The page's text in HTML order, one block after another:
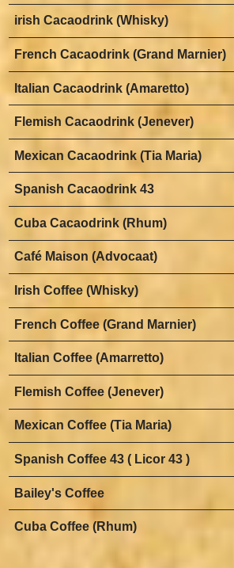
irish Cacaodrink (Whisky)
French Cacaodrink (Grand Marnier)
Italian Cacaodrink (Amaretto)
Flemish Cacaodrink (Jenever)
Mexican Cacaodrink (Tia Maria)
Spanish Cacaodrink 43
Cuba Cacaodrink (Rhum)
Café Maison (Advocaat)
Irish Coffee (Whisky)
French Coffee (Grand Marnier)
Italian Coffee (Amarretto)
Flemish Coffee (Jenever)
Mexican Coffee (Tia Maria)
Spanish Coffee 43 ( Licor 43 )
Bailey's Coffee
Cuba Coffee (Rhum)